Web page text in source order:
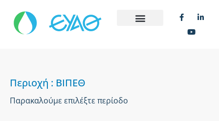
Περιοχή : ΒΙΠΕΘ
Παρακαλούμε επιλέξτε περίοδο